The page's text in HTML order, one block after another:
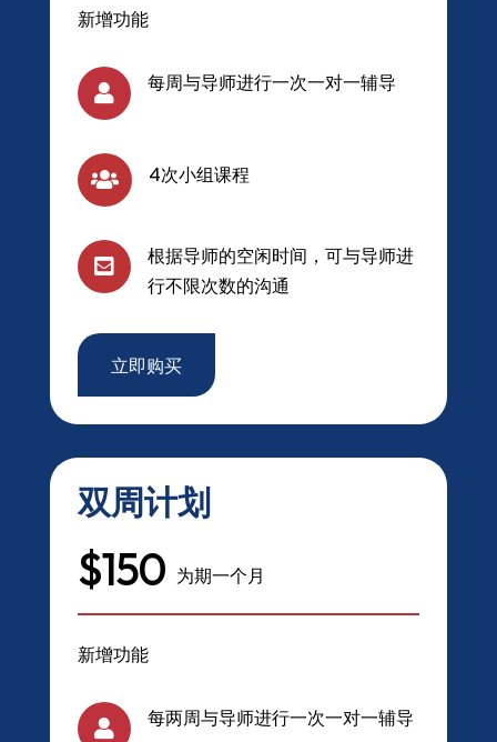
新增功能
 每周与导师进行一次一对一辅导
 4次小组课程

根据导师的空闲时间，可与导师进
行不限次数的沟通
立即购买
双周计划
$150 为期一个月
新增功能
 每两周与导师进行一次一对一辅导